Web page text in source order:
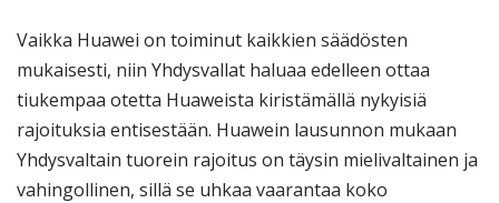
Vaikka Huawei on toiminut kaikkien säädösten
mukaisesti, niin Yhdysvallat haluaa edelleen ottaa
tiukempaa otetta Huaweista kiristämällä nykyisiä
rajoituksia entisestään. Huawein lausunnon mukaan
Yhdysvaltain tuorein rajoitus on täysin mielivaltainen ja
vahingollinen, sillä se uhkaa vaarantaa koko